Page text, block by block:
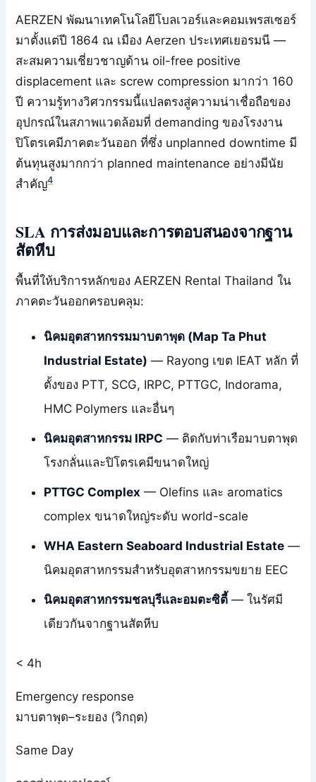
AERZEN พัฒนาเทคโนโลยีโบลเวอร์และคอมเพรสเซอร์
มาตั้งแต่ปี 1864 ณ เมือง Aerzen ประเทศเยอรมนี —
สะสมความเชี่ยวชาญด้าน oil-free positive
displacement และ screw compression มากว่า 160
ปี ความรู้ทางวิศวกรรมนี้แปลตรงสู่ความน่าเชื่อถือของ
อุปกรณ์ในสภาพแวดล้อมที่ demanding ของโรงงาน
ปิโตรเคมีภาคตะวันออก ที่ซึ่ง unplanned downtime มี
ต้นทุนสูงมากกว่า planned maintenance อย่างมีนัย
สำคัญ4
SLA การส่งมอบและการตอบสนองจากฐาน
สัตหีบ
พื้นที่ให้บริการหลักของ AERZEN Rental Thailand ใน
ภาคตะวันออกครอบคลุม:
นิคมอุตสาหกรรมมาบตาพุด (Map Ta Phut
Industrial Estate) — Rayong เขต IEAT หลัก ที่
ตั้งของ PTT, SCG, IRPC, PTTGC, Indorama,
HMC Polymers และอื่นๆ
นิคมอุตสาหกรรม IRPC — ติดกับท่าเรือมาบตาพุด
โรงกลั่นและปิโตรเคมีขนาดใหญ่
PTTGC Complex — Olefins และ aromatics
complex ขนาดใหญ่ระดับ world-scale
WHA Eastern Seaboard Industrial Estate —
นิคมอุตสาหกรรมสำหรับอุตสาหกรรมขยาย EEC
นิคมอุตสาหกรรมชลบุรีและอมตะซิตี้ — ในรัศมี
เดียวกันจากฐานสัตหีบ
< 4h
Emergency response
มาบตาพุด–ระยอง (วิกฤต)
Same Day